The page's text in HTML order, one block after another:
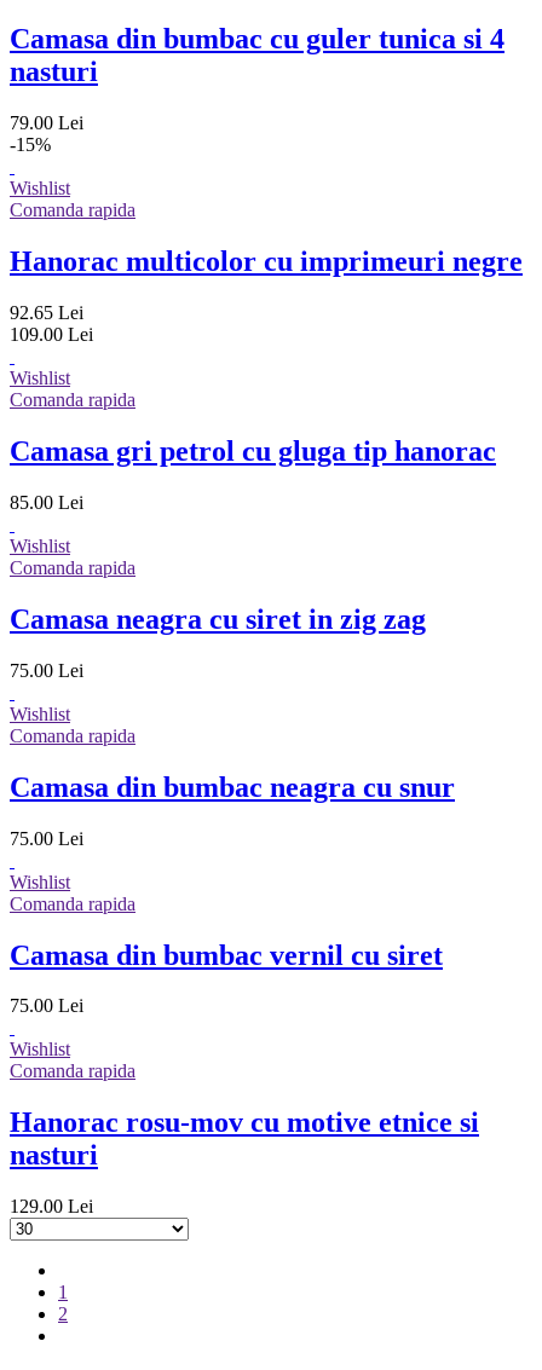
Camasa din bumbac cu guler tunica si 4
nasturi
79.00 Lei
-15%
Wishlist
Comanda rapida
Hanorac multicolor cu imprimeuri negre
92.65 Lei
109.00 Lei
Wishlist
Comanda rapida
Camasa gri petrol cu gluga tip hanorac
85.00 Lei
Wishlist
Comanda rapida
Camasa neagra cu siret in zig zag
75.00 Lei
Wishlist
Comanda rapida
Camasa din bumbac neagra cu snur
75.00 Lei
Wishlist
Comanda rapida
Camasa din bumbac vernil cu siret
75.00 Lei
Wishlist
Comanda rapida
Hanorac rosu-mov cu motive etnice si
nasturi
129.00 Lei
1
2